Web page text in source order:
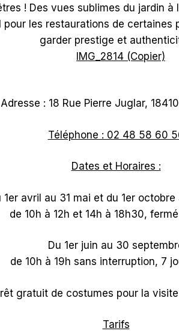
! Des vues sublimes du jardin
les restaurations de
garder prestige et
Adresse : 18 Rue Pierre Juglar,
Téléphone : 02 48 58 60
Dates et Horaires :
1er avril au 31 mai et du 1er
de 10h à 12h et 14h à 18h30,
Du 1er juin au 30
de 10h à 19h sans interruption, 7
gratuit de costumes pour la
Tarifs